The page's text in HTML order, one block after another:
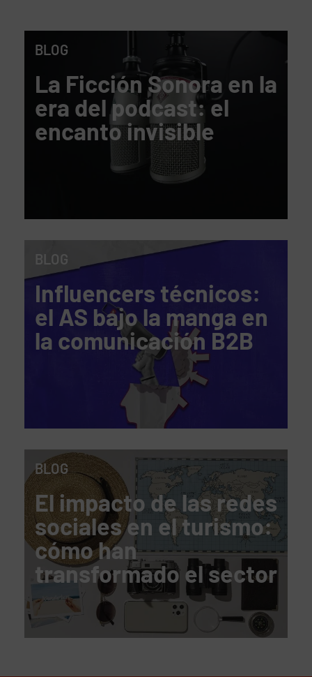
BLOG
La Ficción Sonora en la
era del podcast: el
encanto invisible
BLOG
Influencers técnicos:
el AS bajo la manga en
la comunicación B2B
BLOG
El impacto de las redes
sociales en el turismo:
cómo han
transformado el sector